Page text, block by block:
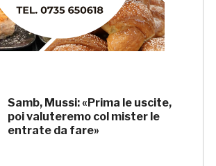
Samb, la presentazione della
squadra venerdì 7 agosto
Samb, Mussi: «Prima le uscite,
poi valuteremo col mister le
entrate da fare»